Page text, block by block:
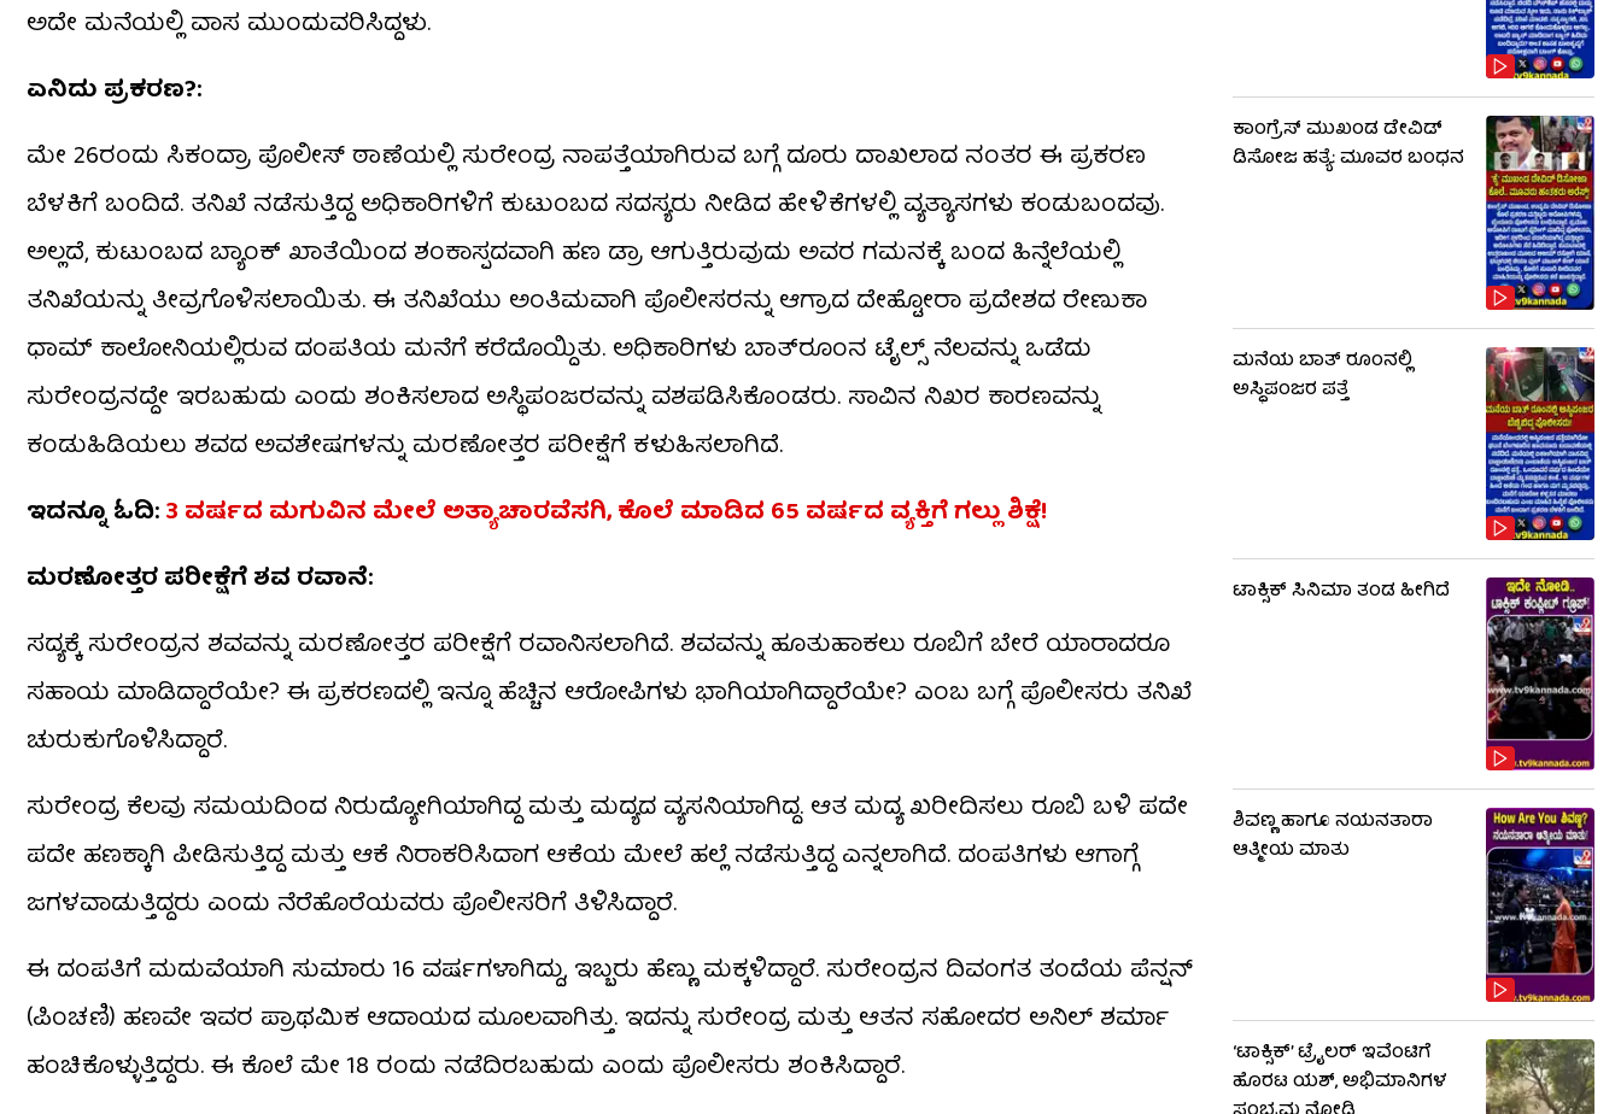
ಅದೇ ಮನೆಯಲ್ಲಿ ವಾಸ ಮುಂದುವರಿಸಿದ್ದಳು.
ಏನಿದು ಪ್ರಕರಣ?:
ಮೇ 26ರಂದು ಸಿಕಂದ್ರಾ ಪೊಲೀಸ್ ಠಾಣೆಯಲ್ಲಿ ಸುರೇಂದ್ರ ನಾಪತ್ತೆಯಾಗಿರುವ ಬಗ್ಗೆ ದೂರು ದಾಖಲಾದ ನಂತರ ಈ ಪ್ರಕರಣ
ಬೆಳಕಿಗೆ ಬಂದಿದೆ. ತನಿಖೆ ನಡೆಸುತ್ತಿದ್ದ ಅಧಿಕಾರಿಗಳಿಗೆ ಕುಟುಂಬದ ಸದಸ್ಯರು ನೀಡಿದ ಹೇಳಿಕೆಗಳಲ್ಲಿ ವ್ಯತ್ಯಾಸಗಳು ಕಂಡುಬಂದವು.
ಅಲ್ಲದೆ, ಕುಟುಂಬದ ಬ್ಯಾಂಕ್ ಖಾತೆಯಿಂದ ಶಂಕಾಸ್ಪದವಾಗಿ ಹಣ ಡ್ರಾ ಆಗುತ್ತಿರುವುದು ಅವರ ಗಮನಕ್ಕೆ ಬಂದ ಹಿನ್ನೆಲೆಯಲ್ಲಿ
ತನಿಖೆಯನ್ನು ತೀವ್ರಗೊಳಿಸಲಾಯಿತು. ಈ ತನಿಖೆಯು ಅಂತಿಮವಾಗಿ ಪೊಲೀಸರನ್ನು ಆಗ್ರಾದ ದೇಹ್ಟೋರಾ ಪ್ರದೇಶದ ರೇಣುಕಾ
ಧಾಮ್ ಕಾಲೋನಿಯಲ್ಲಿರುವ ದಂಪತಿಯ ಮನೆಗೆ ಕರೆದೊಯ್ದಿತು. ಅಧಿಕಾರಿಗಳು ಬಾತ್‌ರೂಂನ ಟೈಲ್ಸ್ ನೆಲವನ್ನು ಒಡೆದು
ಸುರೇಂದ್ರನದ್ದೇ ಇರಬಹುದು ಎಂದು ಶಂಕಿಸಲಾದ ಅಸ್ಥಿಪಂಜರವನ್ನು ವಶಪಡಿಸಿಕೊಂಡರು. ಸಾವಿನ ನಿಖರ ಕಾರಣವನ್ನು
ಕಂಡುಹಿಡಿಯಲು ಶವದ ಅವಶೇಷಗಳನ್ನು ಮರಣೋತ್ತರ ಪರೀಕ್ಷೆಗೆ ಕಳುಹಿಸಲಾಗಿದೆ.
ಇದನ್ನೂ ಓದಿ:3 ವರ್ಷದ ಮಗುವಿನ ಮೇಲೆ ಅತ್ಯಾಚಾರವೆಸಗಿ, ಕೊಲೆ ಮಾಡಿದ 65 ವರ್ಷದ ವ್ಯಕ್ತಿಗೆ ಗಲ್ಲು ಶಿಕ್ಷೆ!
ಮರಣೋತ್ತರ ಪರೀಕ್ಷೆಗೆ ಶವ ರವಾನೆ:
ಸದ್ಯಕ್ಕೆ ಸುರೇಂದ್ರನ ಶವವನ್ನು ಮರಣೋತ್ತರ ಪರೀಕ್ಷೆಗೆ ರವಾನಿಸಲಾಗಿದೆ. ಶವವನ್ನು ಹೂತುಹಾಕಲು ರೂಬಿಗೆ ಬೇರೆ ಯಾರಾದರೂ
ಸಹಾಯ ಮಾಡಿದ್ದಾರೆಯೇ? ಈ ಪ್ರಕರಣದಲ್ಲಿ ಇನ್ನೂ ಹೆಚ್ಚಿನ ಆರೋಪಿಗಳು ಭಾಗಿಯಾಗಿದ್ದಾರೆಯೇ? ಎಂಬ ಬಗ್ಗೆ ಪೊಲೀಸರು ತನಿಖೆ
ಚುರುಕುಗೊಳಿಸಿದ್ದಾರೆ.
ಸುರೇಂದ್ರ ಕೆಲವು ಸಮಯದಿಂದ ನಿರುದ್ಯೋಗಿಯಾಗಿದ್ದ ಮತ್ತು ಮದ್ಯದ ವ್ಯಸನಿಯಾಗಿದ್ದ. ಆತ ಮದ್ಯ ಖರೀದಿಸಲು ರೂಬಿ ಬಳಿ ಪದೇ
ಪದೇ ಹಣಕ್ಕಾಗಿ ಪೀಡಿಸುತ್ತಿದ್ದ ಮತ್ತು ಆಕೆ ನಿರಾಕರಿಸಿದಾಗ ಆಕೆಯ ಮೇಲೆ ಹಲ್ಲೆ ನಡೆಸುತ್ತಿದ್ದ ಎನ್ನಲಾಗಿದೆ. ದಂಪತಿಗಳು ಆಗಾಗ್ಗೆ
ಜಗಳವಾಡುತ್ತಿದ್ದರು ಎಂದು ನೆರೆಹೊರೆಯವರು ಪೊಲೀಸರಿಗೆ ತಿಳಿಸಿದ್ದಾರೆ.
ಈ ದಂಪತಿಗೆ ಮದುವೆಯಾಗಿ ಸುಮಾರು 16 ವರ್ಷಗಳಾಗಿದ್ದು, ಇಬ್ಬರು ಹೆಣ್ಣು ಮಕ್ಕಳಿದ್ದಾರೆ. ಸುರೇಂದ್ರನ ದಿವಂಗತ ತಂದೆಯ ಪೆನ್ಷನ್
(ಪಿಂಚಣಿ) ಹಣವೇ ಇವರ ಪ್ರಾಥಮಿಕ ಆದಾಯದ ಮೂಲವಾಗಿತ್ತು. ಇದನ್ನು ಸುರೇಂದ್ರ ಮತ್ತು ಆತನ ಸಹೋದರ ಅನಿಲ್ ಶರ್ಮಾ
ಹಂಚಿಕೊಳ್ಳುತ್ತಿದ್ದರು. ಈ ಕೊಲೆ ಮೇ 18 ರಂದು ನಡೆದಿರಬಹುದು ಎಂದು ಪೊಲೀಸರು ಶಂಕಿಸಿದ್ದಾರೆ.
ಕಾಂಗ್ರೆಸ್ ಮುಖಂಡ ಡೇವಿಡ್
ಡಿಸೋಜ ಹತ್ಯೆ: ಮೂವರ ಬಂಧನ
ಮನೆಯ ಬಾತ್ ರೂಂನಲ್ಲಿ
ಅಸ್ಥಿಪಂಜರ ಪತ್ತೆ
ಟಾಕ್ಸಿಕ್​​​ ಸಿನಿಮಾ ತಂಡ ಹೀಗಿದೆ
ಶಿವಣ್ಣ ಹಾಗೂ ನಯನತಾರಾ
ಆತ್ಮೀಯ ಮಾತು
‘ಟಾಕ್ಸಿಕ್’ ಟ್ರೈಲರ್ ಇವೆಂಟಿಗೆ
ಹೊರಟ ಯಶ್, ಅಭಿಮಾನಿಗಳ